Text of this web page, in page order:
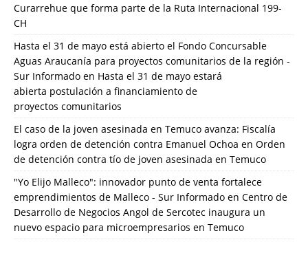
Curarrehue que forma parte de la Ruta Internacional 199-
CH
Hasta el 31 de mayo está abierto el Fondo Concursable
Aguas Araucanía para proyectos comunitarios de la región -
Sur Informado en Hasta el 31 de mayo estará
abierta postulación a financiamiento de
proyectos comunitarios
El caso de la joven asesinada en Temuco avanza: Fiscalía
logra orden de detención contra Emanuel Ochoa en Orden
de detención contra tío de joven asesinada en Temuco
"Yo Elijo Malleco": innovador punto de venta fortalece
emprendimientos de Malleco - Sur Informado en Centro de
Desarrollo de Negocios Angol de Sercotec inaugura un
nuevo espacio para microempresarios en Temuco